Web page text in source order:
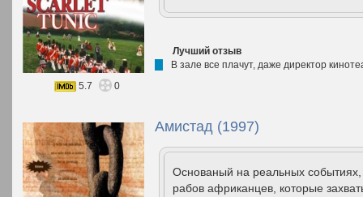
Лучший отзыв
В зале все плачут, даже директор
5.7
0
Амистад (1997)
Основаный на реальных
рабов африканцев, которые